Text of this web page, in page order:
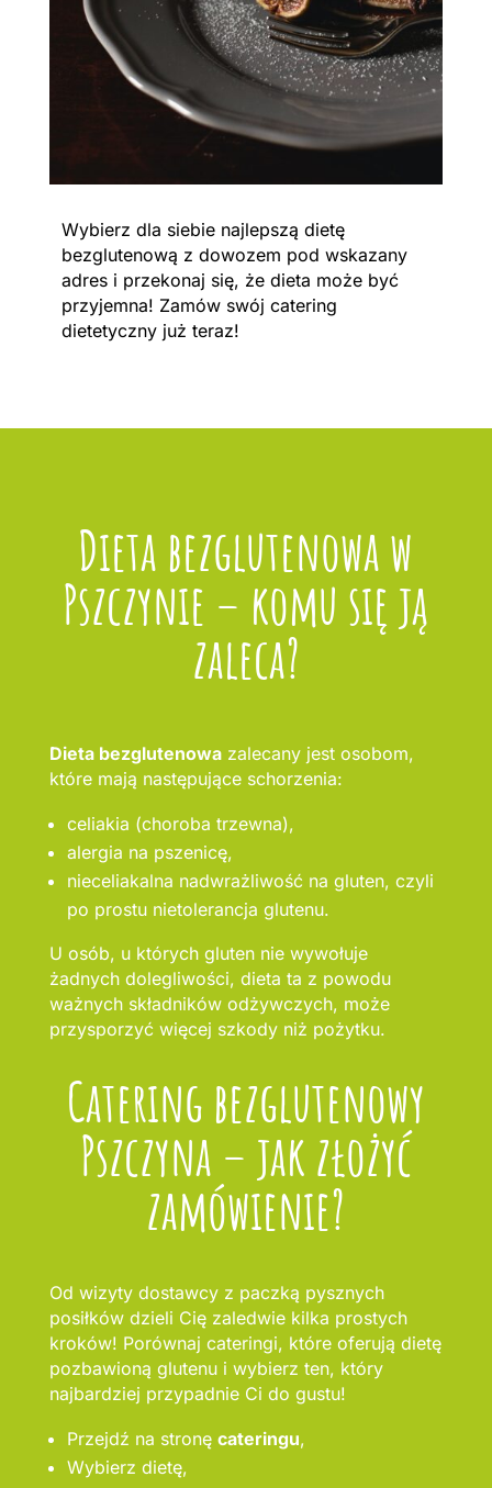
Wybierz dla siebie najlepszą dietę
bezglutenową z dowozem pod wskazany
adres i przekonaj się, że dieta może być
przyjemna! Zamów swój catering
dietetyczny już teraz!
Dieta bezglutenowa w
Pszczynie – komu się ją
zaleca?
Dieta bezglutenowazalecany jest osobom,
które mają następujące schorzenia:
celiakia (choroba trzewna),
alergia na pszenicę,
nieceliakalna nadwrażliwość na gluten, czyli
po prostu nietolerancja glutenu.
U osób, u których gluten nie wywołuje
żadnych dolegliwości, dieta ta z powodu
ważnych składników odżywczych, może
przysporzyć więcej szkody niż pożytku.
Catering bezglutenowy
Pszczyna – jak złożyć
zamówienie?
Od wizyty dostawcy z paczką pysznych
posiłków dzieli Cię zaledwie kilka prostych
kroków! Porównaj cateringi, które oferują dietę
pozbawioną glutenu i wybierz ten, który
najbardziej przypadnie Ci do gustu!
Przejdź na stronę cateringu,
Wybierz dietę,